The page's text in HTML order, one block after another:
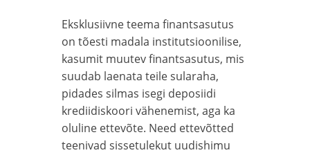
Eksklusiivne teema finantsasutus
on tõesti madala institutsioonilise,
kasumit muutev finantsasutus, mis
suudab laenata teile sularaha,
pidades silmas isegi deposiidi
krediidiskoori vähenemist, aga ka
oluline ettevõte. Need ettevõtted
teenivad sissetulekut uudishimu